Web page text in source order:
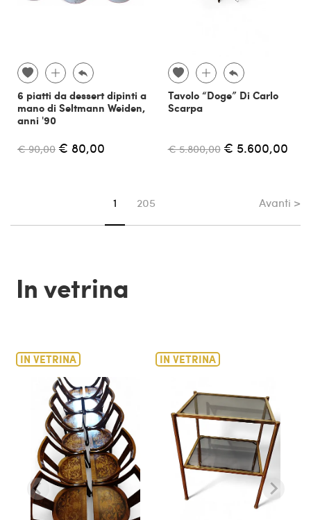
6 piatti da dessert dipinti a
mano di Seltmann Weiden,
anni '90
€ 90,00 € 80,00
Tavolo “Doge” Di Carlo
Scarpa
€ 5.800,00 € 5.600,00
Sei su pagina
1 205 Avanti >
In vetrina
IN VETRINA IN VETRINA